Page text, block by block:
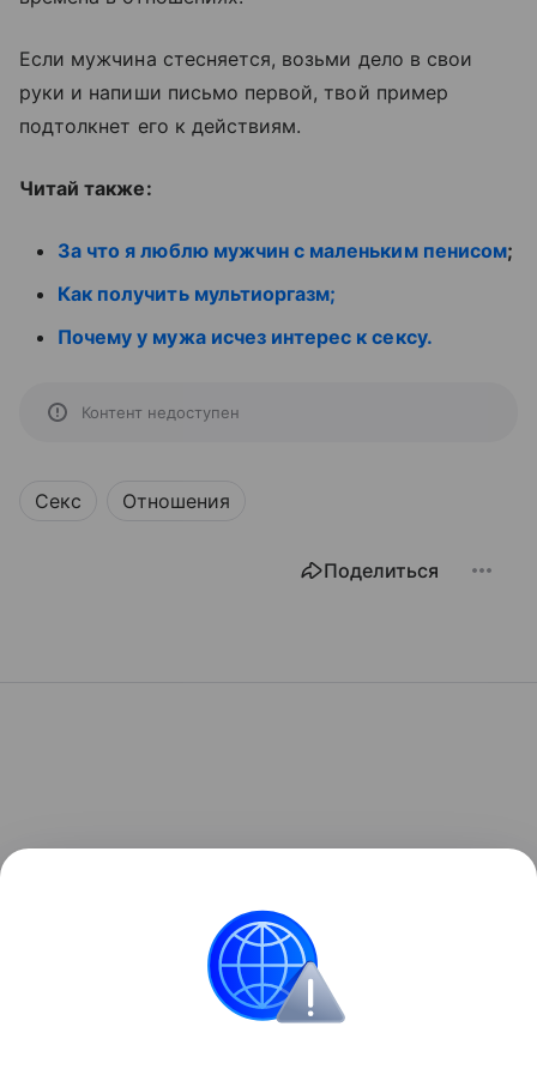
Если мужчина стесняется, возьми дело в свои
руки и напиши письмо первой, твой пример
подтолкнет его к действиям.
Читай также:
За что я люблю мужчин с маленьким пенисом;
Как получить мультиоргазм;
Почему у мужа исчез интерес к сексу.
Контент недоступен
Секс Отношения
Поделиться